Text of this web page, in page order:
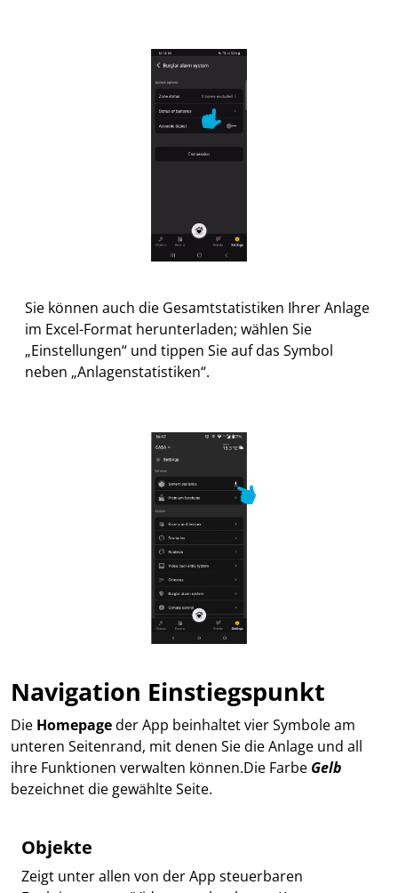
Sie können auch die Gesamtstatistiken Ihrer Anlage
im Excel-Format herunterladen; wählen Sie
„Einstellungen“ und tippen Sie auf das Symbol
neben „Anlagenstatistiken“.
Navigation Einstiegspunkt
Die Homepageder App beinhaltet vier Symbole am
unteren Seitenrand, mit denen Sie die Anlage und all
ihre Funktionen verwalten können.Die Farbe Gelb
bezeichnet die gewählte Seite.
Objekte
Zeigt unter allen von der App steuerbaren